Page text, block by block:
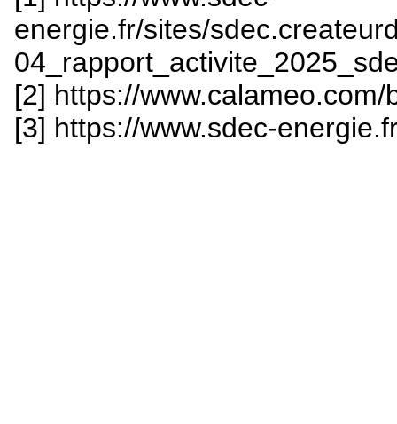
energie.fr/sites/
[2] https://
[3] https://www.sdec-